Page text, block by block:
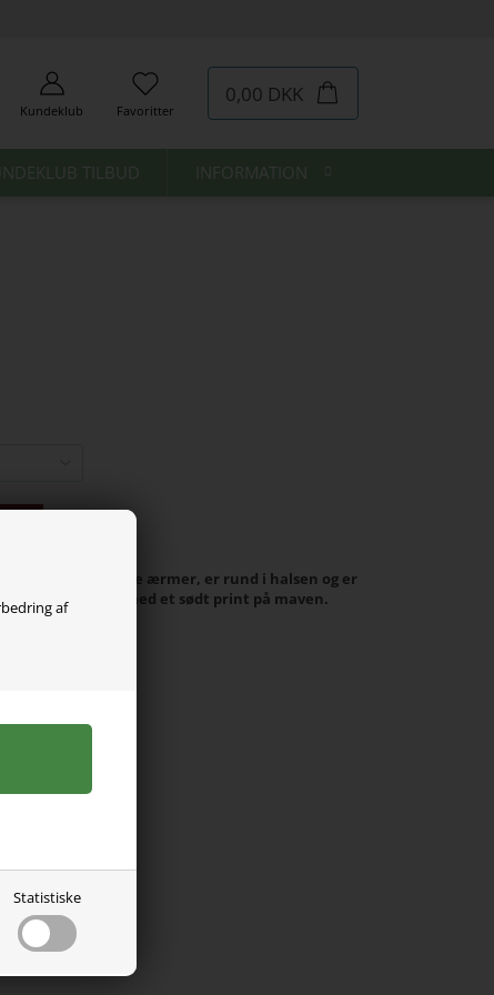
af
Statistiske
Kundeklub Favoritter
0,00 DKK
TILBUD INFORMATION
it. Den er med lange ærmer, er rund i halsen og er
Blusen er med et sødt print på maven.